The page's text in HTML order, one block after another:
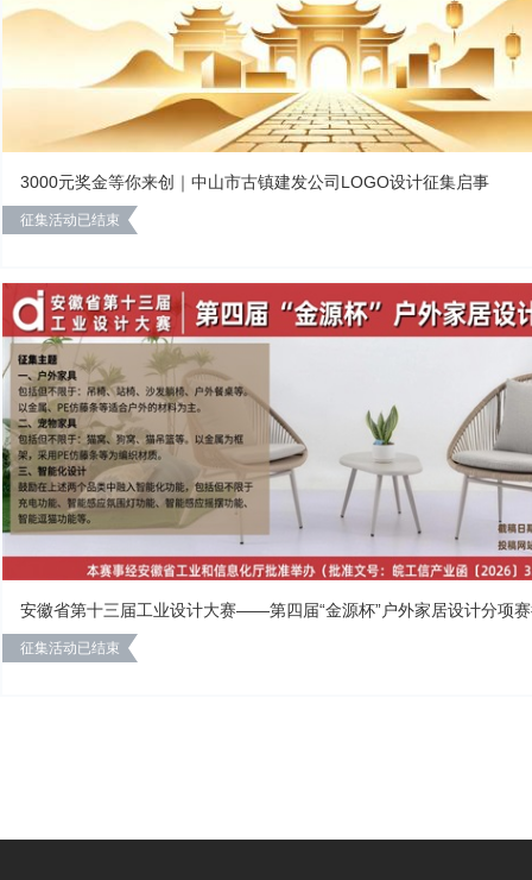
3000元奖金等你来创｜中山市古镇建发公司LOGO设计征集启事
征集活动已结束
安徽省第十三届工业设计大赛——第四届“金源杯”户外家居设计分项
征集活动已结束